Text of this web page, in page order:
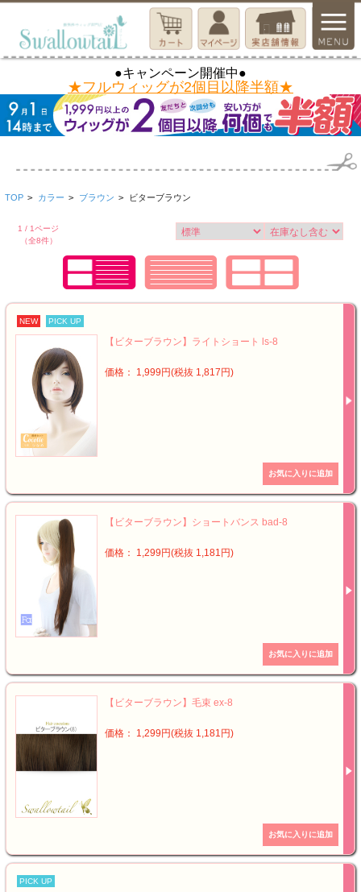
●キャンペーン開催中●
★フルウィッグが2個目以降半額★
TOP > カラー > ブラウン > ビターブラウン
1 / 1ページ
（全8件）
NEW PICK UP
【ビターブラウン】ライトショート ls-8
価格： 1,999円(税抜 1,817円)
【ビターブラウン】ショートバンス bad-8
価格： 1,299円(税抜 1,181円)
【ビターブラウン】毛束 ex-8
価格： 1,299円(税抜 1,181円)
PICK UP